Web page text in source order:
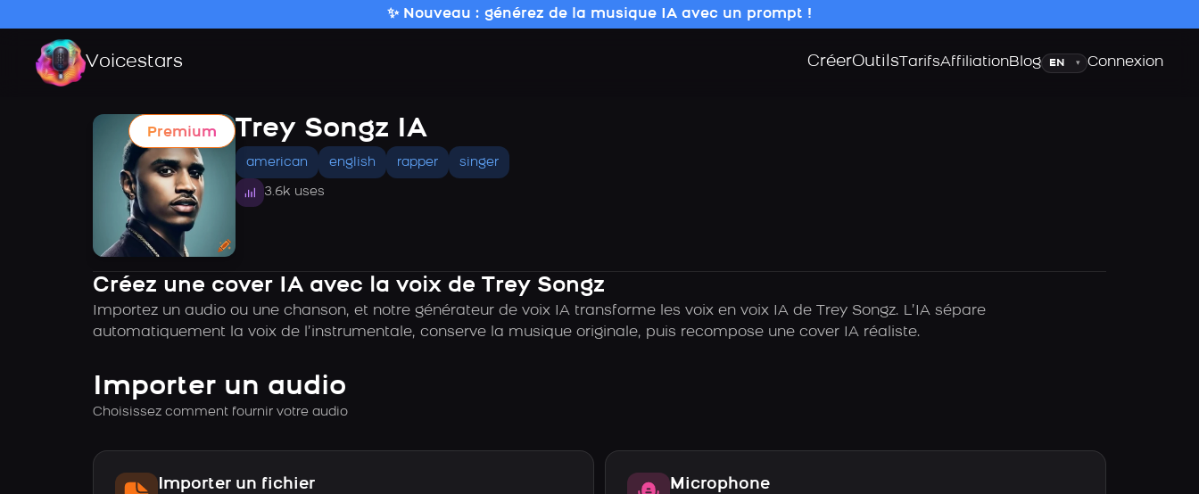
✨ Nouveau : générez de la musique IA avec un prompt !
Voicestars CréerOutils TarifsAffiliationBlogLangue
▾ Connexion
Premium Trey Songz IA
american english rapper singer
3.6k uses
Créez une cover IA avec la voix de Trey Songz
Importez un audio ou une chanson, et notre générateur de voix IA transforme les voix en voix IA de Trey Songz. L’IA sépare
automatiquement la voix de l’instrumentale, conserve la musique originale, puis recompose une cover IA réaliste.
Importer un audio
Choisissez comment fournir votre audio
Importer un fichier Microphone